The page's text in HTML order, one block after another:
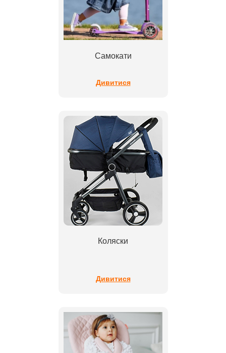
Самокати
Дивитися
Коляски
Дивитися